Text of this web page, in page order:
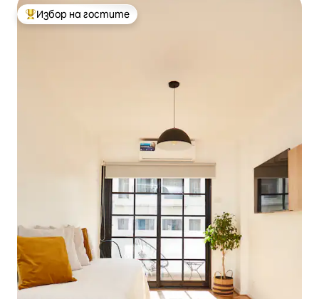
Най-популярен избор на гостите
Избор на гостите